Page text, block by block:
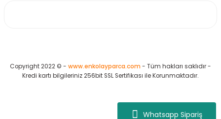
Whatsapp Sipariş
Copyright 2022 © - www.enkolayparca.com - Tüm hakları saklıdır -
Kredi kartı bilgileriniz 256bit SSL Sertifikası ile Korunmaktadır.